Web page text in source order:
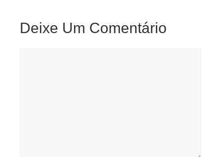
Deixe Um Comentário